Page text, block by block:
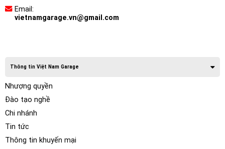
Email:
vietnamgarage.vn@gmail.com
Thông tin Việt Nam Garage
Nhượng quyền
Đào tạo nghề
Chi nhánh
Tin tức
Thông tin khuyến mại